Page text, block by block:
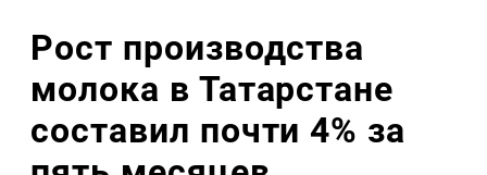
Рост производства
молока в Татарстане
составил почти 4% за